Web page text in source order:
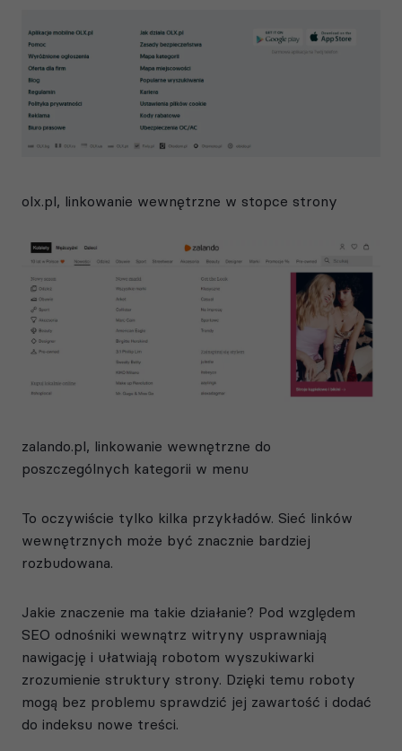
olx.pl, linkowanie wewnętrzne w stopce strony
zalando.pl, linkowanie wewnętrzne do
poszczególnych kategorii w menu
To oczywiście tylko kilka przykładów. Sieć linków
wewnętrznych może być znacznie bardziej
rozbudowana.
Jakie znaczenie ma takie działanie? Pod względem
SEO odnośniki wewnątrz witryny usprawniają
nawigację i ułatwiają robotom wyszukiwarki
zrozumienie struktury strony. Dzięki temu roboty
mogą bez problemu sprawdzić jej zawartość i dodać
do indeksu nowe treści.